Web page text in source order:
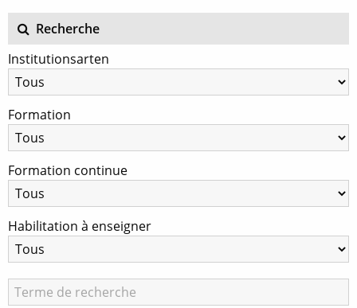
Recherche
Institutionsarten
Formation
Formation continue
Habilitation à enseigner